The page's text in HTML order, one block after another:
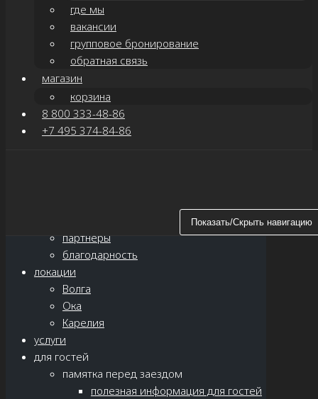
где мы
вакансии
групповое бронирование
обратная связь
магазин
корзина
8 800 333-48-86
+7 495 374-84-86
Показать/Скрыть навигацию
партнёры
благодарность
локации
Волга
Ока
Карелия
услуги
для гостей
памятка перед заездом
полезная информация для гостей